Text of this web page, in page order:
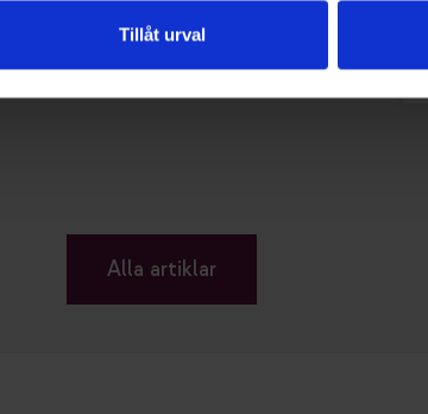
Tillåt urval
Alla artiklar